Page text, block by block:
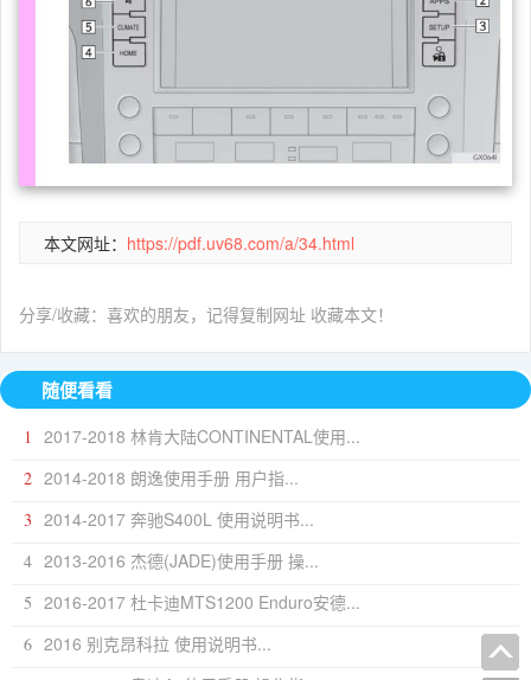
本文网址： https://pdf.uv68.com/a/34.html
分享/收藏：喜欢的朋友，记得复制网址 收藏本文！
随便看看
1 2017-2018 林肯大陆CONTINENTAL使用...
2 2014-2018 朗逸使用手册 用户指...
3 2014-2017 奔驰S400L 使用说明书...
4 2013-2016 杰德(JADE)使用手册 操...
5 2016-2017 杜卡迪MTS1200 Enduro安德...
6 2016 别克昂科拉 使用说明书...